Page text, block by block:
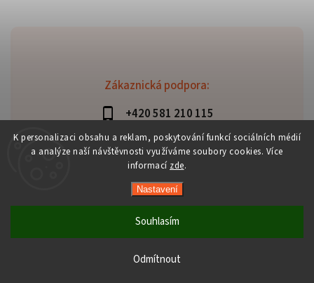
K personalizaci obsahu a reklam, poskytování funkcí sociálních médií
a analýze naší návštěvnosti využíváme soubory cookies. Více
informací zde.
Nastavení
Odmítnout
Souhlasím
Zákaznická podpora:
+420 581 210 115
info@davaztechnik.cz
Copyright 2026Daniš Davaztechnik. Všechna práva